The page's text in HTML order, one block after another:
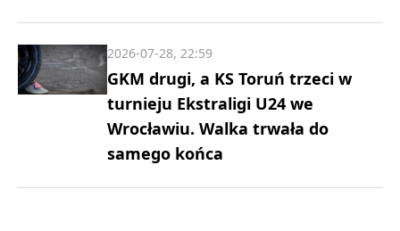
GKM drugi, a KS Toruń trzeci w
turnieju Ekstraligi U24 we
Wrocławiu. Walka trwała do
samego końca
2026-07-28, 22:59